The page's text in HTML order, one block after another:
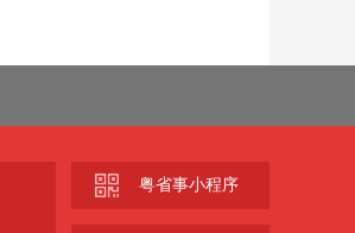
粤省事小程序